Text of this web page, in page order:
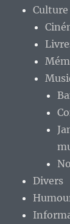
Culture
Divers